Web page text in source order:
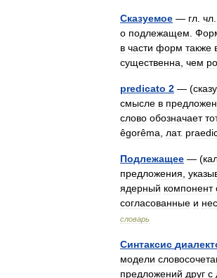
Сказуемое — гл чл
о подлежащем
в части форм также
существенна чем
predicato 2 — (
смысле в
слово обозначает
êgorêma
лат.
Подлежащее — (
предложения
ядерный компонент
согласованные и
словарь
Синтаксис
модели
предложений друг с